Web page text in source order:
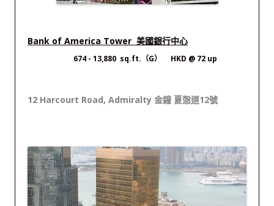
Bank of America Tower 美國銀行中心
674 - 13,880 sq.ft.（G） HKD @ 72 up
12 Harcourt Road, Admiralty 金鐘 夏愨道12號